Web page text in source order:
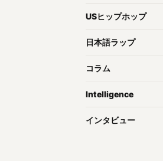
USヒップホップ
日本語ラップ
コラム
Intelligence
インタビュー